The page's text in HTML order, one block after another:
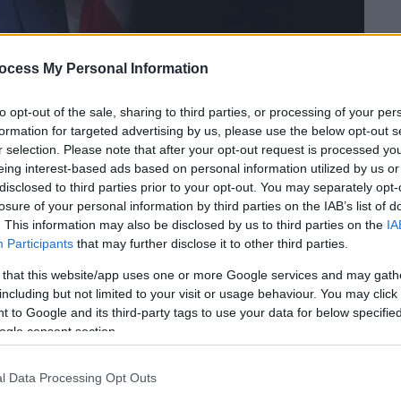
My Personal Information
opt-out of the sale, sharing to third parties, or processing of your
for targeted advertising by us, please use the below opt-out
selection. Please note that after your opt-out request is processed
interest-based ads based on personal information utilized by us
to third parties prior to your opt-out. You may separately
of your personal information by third parties on the IAB’s list of
This information may also be disclosed by us to third parties on the
Participants that may further disclose it to other third parties.
that this website/app uses one or more Google services and may
but not limited to your visit or usage behaviour. You may
to Google and its third-party tags to use your data for below
consent section.
Data Processing Opt Outs
το ΕΘΝΟΣ στη Google
δήλωσε ότι η ακόμη υπό
ΗΠΑ με το Ιράν για τον τερματισμό του
να οριστικοποιηθεί«την επόμενη
ABC News.
για να ανοίξει ξανά το στενό του